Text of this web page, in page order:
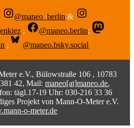
@maneo_berlin &
; @maneo.berlin;
; @maneo.bsky.social
e.V., Bülowstraße 106 , 10783
42, Mail:maneo[at]maneo.de,
tägl.17-19 Uhr: 030-216 33 36
Projekt von Mann-O-Meter e.V.
o-meter.de